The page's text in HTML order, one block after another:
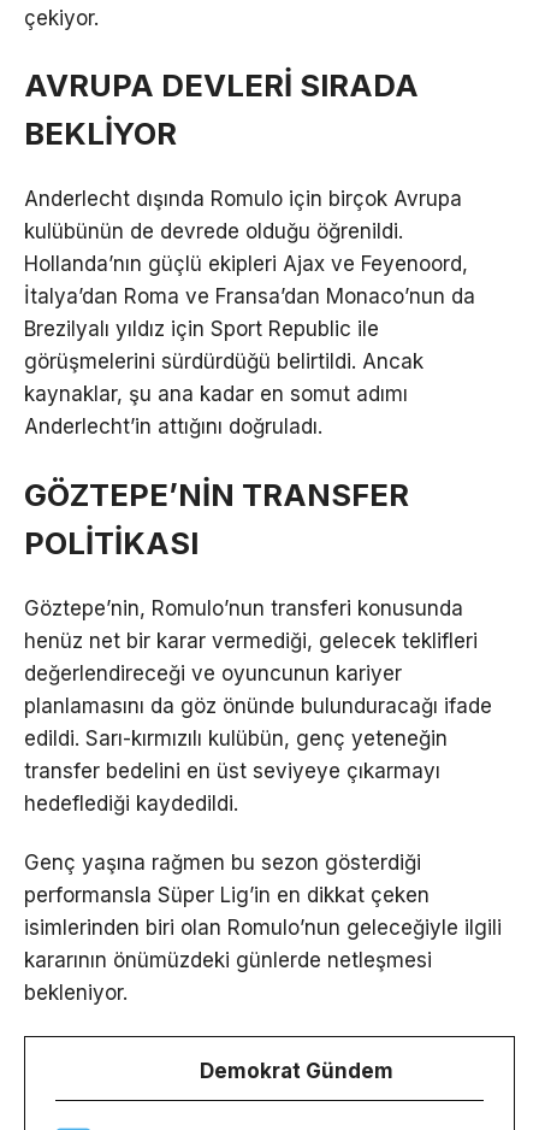
çekiyor.
AVRUPA DEVLERİ SIRADA
BEKLİYOR
Anderlecht dışında Romulo için birçok Avrupa
kulübünün de devrede olduğu öğrenildi.
Hollanda’nın güçlü ekipleri Ajax ve Feyenoord,
İtalya’dan Roma ve Fransa’dan Monaco’nun da
Brezilyalı yıldız için Sport Republic ile
görüşmelerini sürdürdüğü belirtildi. Ancak
kaynaklar, şu ana kadar en somut adımı
Anderlecht’in attığını doğruladı.
GÖZTEPE’NİN TRANSFER
POLİTİKASI
Göztepe’nin, Romulo’nun transferi konusunda
henüz net bir karar vermediği, gelecek teklifleri
değerlendireceği ve oyuncunun kariyer
planlamasını da göz önünde bulunduracağı ifade
edildi. Sarı-kırmızılı kulübün, genç yeteneğin
transfer bedelini en üst seviyeye çıkarmayı
hedeflediği kaydedildi.
Genç yaşına rağmen bu sezon gösterdiği
performansla Süper Lig’in en dikkat çeken
isimlerinden biri olan Romulo’nun geleceğiyle ilgili
kararının önümüzdeki günlerde netleşmesi
bekleniyor.
Demokrat Gündem